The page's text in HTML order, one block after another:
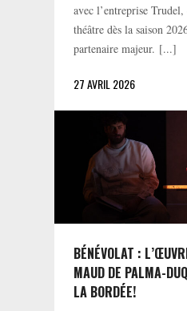
avec l’entreprise Trudel,
théâtre dès la saison
partenaire majeur. [...]
27 AVRIL 2026
BÉNÉVOLAT :
MAUD DE PALMA-
LA BORDÉE!